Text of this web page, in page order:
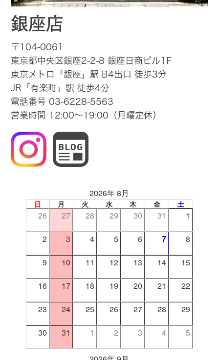
銀座店
〒104-0061
東京都中央区銀座2-2-8 銀座日商ビル1F
東京メトロ「銀座」駅 B4出口 徒歩3分
JR「有楽町」駅 徒歩4分
電話番号 03-6228-5563
営業時間 12:00～19:00（月曜定休）
2026年 8月
日 月 火 水 木 金 土
26 27 28 29 30 31 1
2 3 4 5 6 7 8
9 10 11 12 13 14 15
16 17 18 19 20 21 22
23 24 25 26 27 28 29
30 31 1 2 3 4 5